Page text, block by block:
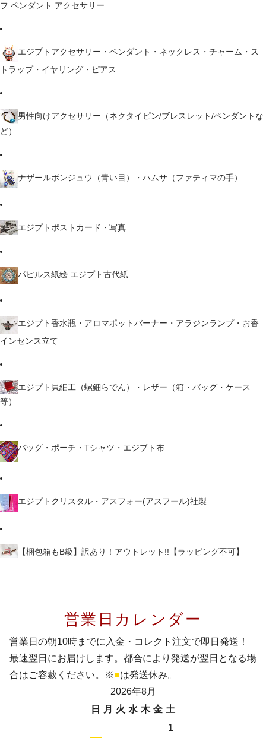
フ ペンダント アクセサリー
エジプトアクセサリー・ペンダント・ネックレス・チャーム・ス
トラップ・イヤリング・ピアス
男性向けアクセサリー（ネクタイピン/ブレスレット/ペンダントな
ど）
ナザールボンジュウ（青い目）・ハムサ（ファティマの手）
エジプトポストカード・写真
パピルス紙絵 エジプト古代紙
エジプト香水瓶・アロマポットバーナー・アラジンランプ・お香
インセンス立て
エジプト貝細工（螺鈿らでん）・レザー（箱・バッグ・ケース
等）
バッグ・ポーチ・Tシャツ・エジプト布
エジプトクリスタル・アスフォー(アスフール)社製
【梱包箱もB級】訳あり！アウトレット!!【ラッピング不可】
営業日カレンダー
営業日の朝10時までに入金・コレクト注文で即日発送！
最速翌日にお届けします。都合により発送が翌日となる場
合はご容赦ください。※■は発送休み。
2026年8月
日
月 火 水 木 金 土
1